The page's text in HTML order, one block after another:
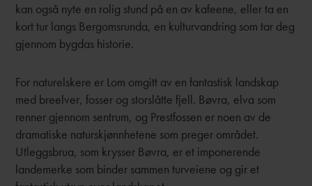
kan også nyte en rolig stund på en av kafeene, eller ta en
kort tur langs Bergomsrunda, en kulturvandring som tar deg
gjennom bygdas historie.
For naturelskere er Lom omgitt av en fantastisk landskap
med breelver, fosser og storslåtte fjell. Bøvra, elva som
renner gjennom sentrum, og Prestfossen er noen av de
dramatiske naturskjønnhetene som preger området.
Utleggsbrua, som krysser Bøvra, er et imponerende
landemerke som binder sammen turveiene og gir et